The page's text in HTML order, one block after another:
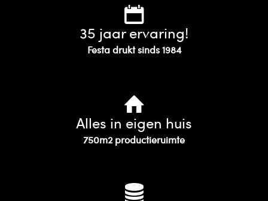
35 jaar ervaring!
Festa drukt sinds 1984
Alles in eigen huis
750m2 productieruimte